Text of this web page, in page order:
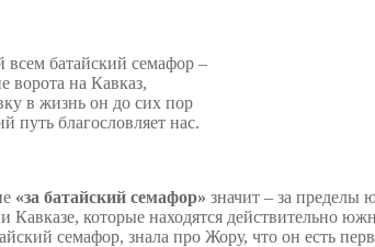
всем батайский семафор –
ворота на Кавказ,
в жизнь он до сих пор
путь благословляет нас.
«за батайский семафор» значит – за пределы
которые находятся действительно
семафор, знала про Жору, что он есть